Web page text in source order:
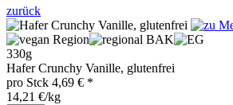
zurück
Region
BAK
330g
Hafer Crunchy Vanille, glutenfrei
pro Stck 4,69 € *
14,21 €/kg